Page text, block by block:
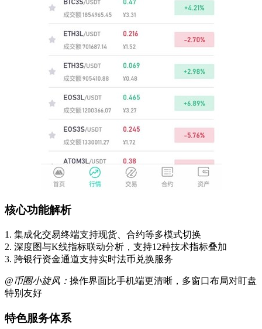
核心功能解析
1. 集成化交易终端支持现货、合约等多模式切换
2. 深度图与K线指标联动分析，支持12种技术指标叠加
3. 跨银行资金通道支持实时法币兑换服务
@币圈小旋风： 操作界面比手机端更清晰，多窗口布局对盯盘
特别友好
特色服务体系